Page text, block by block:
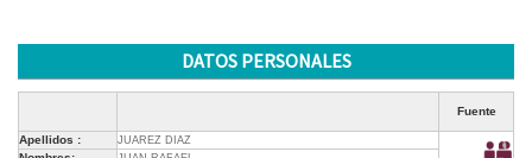
DATOS PERSONALES
Fuente
Apellidos : JUAREZ DIAZ